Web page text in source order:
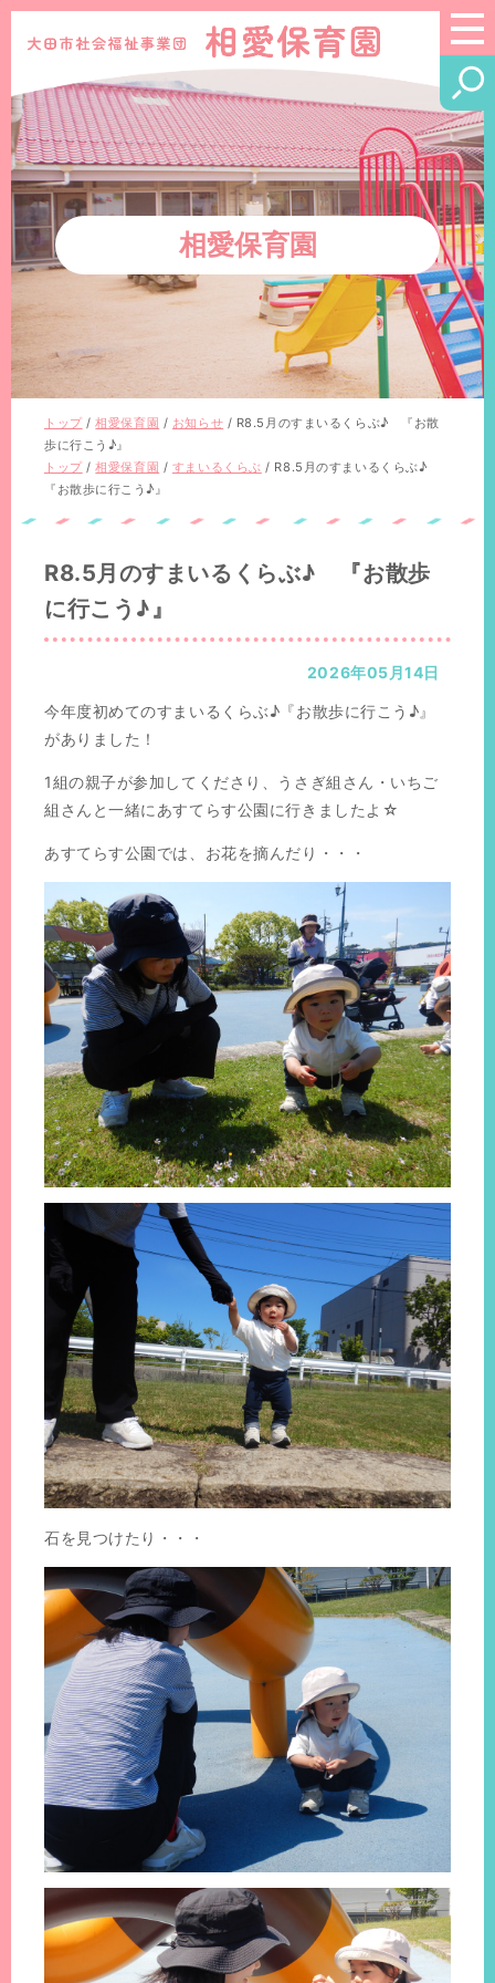
このページの本文へ
相愛保育園
現
在
の
位
トップ /相愛保育園 / お知らせ / R8.5月のすまいるくらぶ♪ 『お散
歩に行こう♪』
現
在
トップ /相愛保育園 / すまいるくらぶ / R8.5月のすまいるくらぶ♪
『お散歩に行こう♪』
R8.5月のすまいるくらぶ♪ 『お散歩
に行こう♪』
2026年05月14日
今年度初めてのすまいるくらぶ♪『お散歩に行こう♪』
がありました！
1組の親子が参加してくださり、うさぎ組さん・いちご
組さんと一緒にあすてらす公園に行きましたよ☆
あすてらす公園では、お花を摘んだり・・・
石を見つけたり・・・